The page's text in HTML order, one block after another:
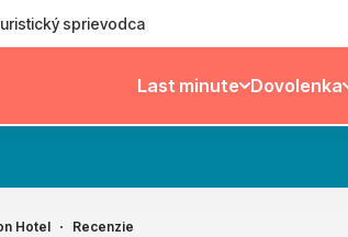
sprievodca
Last minute Dovolenka
Hotel Recenzie